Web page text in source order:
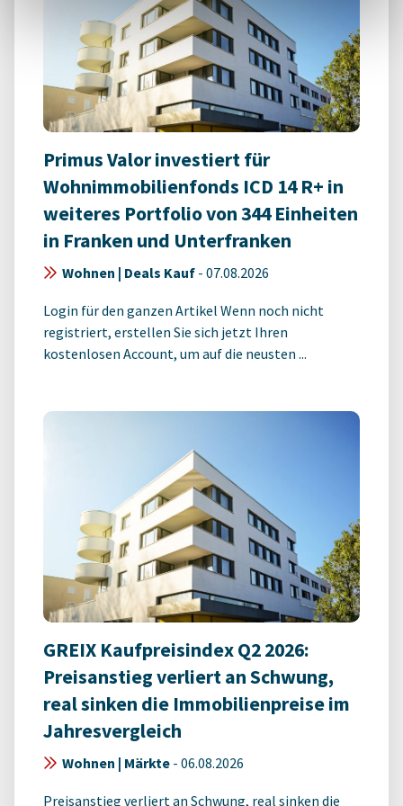
Primus Valor investiert für
Wohnimmobilienfonds ICD 14 R+ in
weiteres Portfolio von 344 Einheiten
in Franken und Unterfranken
Wohnen | Deals Kauf - 07.08.2026
Login für den ganzen Artikel Wenn noch nicht
registriert, erstellen Sie sich jetzt Ihren
kostenlosen Account, um auf die neusten ...
GREIX Kaufpreisindex Q2 2026:
Preisanstieg verliert an Schwung,
real sinken die Immobilienpreise im
Jahresvergleich
Wohnen | Märkte - 06.08.2026
Preisanstieg verliert an Schwung, real sinken die